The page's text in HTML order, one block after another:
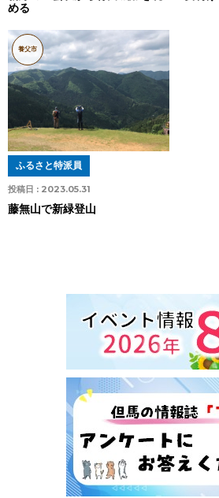
める
養父市
投稿日 : 2023.05.31
ふるさと特派員
藤無山で新緑登山